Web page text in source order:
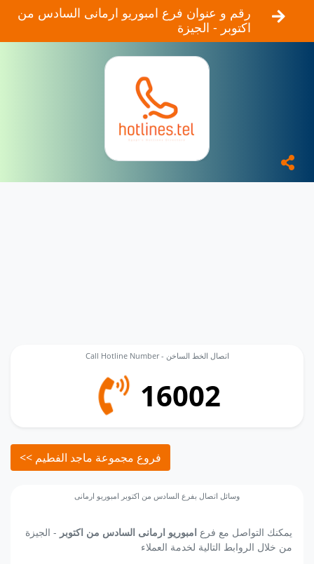
رقم و عنوان فرع امبوريو ارمانى السادس من
اكتوبر - الجيزة
Call Hotline Number - اتصال الخط الساخن
16002
<< فروع مجموعة ماجد الفطيم
وسائل اتصال بفرع السادس من اكتوبر امبوريو ارمانى
يمكنك التواصل مع فرع امبوريو ارمانى السادس من اكتوبر - الجيزة
من خلال الروابط التالية لخدمة العملاء